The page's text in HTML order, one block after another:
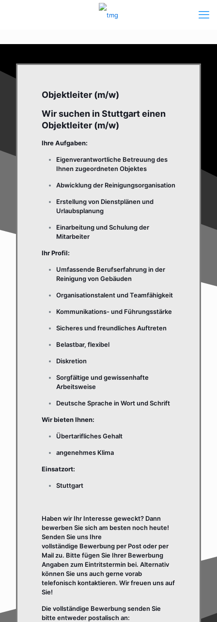
Objektleiter (m/w)
Wir suchen in Stuttgart einen
Objektleiter (m/w)
Ihre Aufgaben:
Eigenverantwortliche Betreuung des
Ihnen zugeordneten Objektes
Abwicklung der Reinigungsorganisation
Erstellung von Dienstplänen und
Urlaubsplanung
Einarbeitung und Schulung der
Mitarbeiter
Ihr Profil:
Umfassende Berufserfahrung in der
Reinigung von Gebäuden
Organisationstalent und Teamfähigkeit
Kommunikations- und Führungsstärke
Sicheres und freundliches Auftreten
Belastbar, flexibel
Diskretion
Sorgfältige und gewissenhafte
Arbeitsweise
Deutsche Sprache in Wort und Schrift
Wir bieten Ihnen:
Übertarifliches Gehalt
angenehmes Klima
Einsatzort:
Stuttgart
Haben wir Ihr Interesse geweckt? Dann
bewerben Sie sich am besten noch heute!
Senden Sie uns Ihre
vollständige Bewerbung per Post oder per
Mail zu. Bitte fügen Sie Ihrer Bewerbung
Angaben zum Eintritstermin bei. Alternativ
können Sie uns auch gerne vorab
telefonisch kontaktieren. Wir freuen uns auf
Sie!
Die vollständige Bewerbung senden Sie
bitte entweder postalisch an: